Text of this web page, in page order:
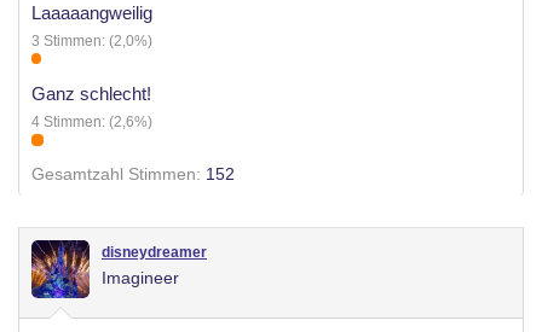
Laaaaangweilig
3 Stimmen: (2,0%)
Ganz schlecht!
4 Stimmen: (2,6%)
Gesamtzahl Stimmen 152
disneydreamer
Imagineer